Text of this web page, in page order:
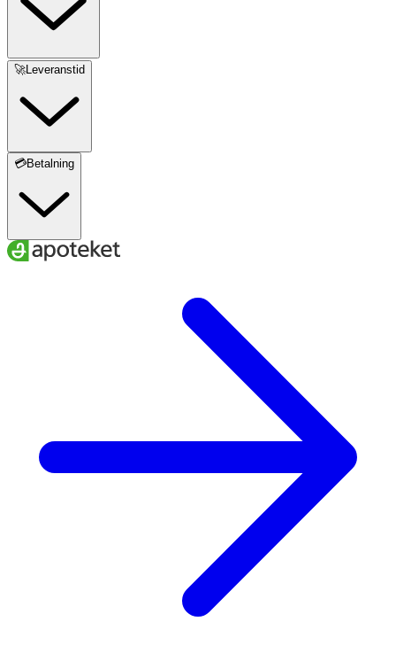
🚀Leveranstid
💳Betalning